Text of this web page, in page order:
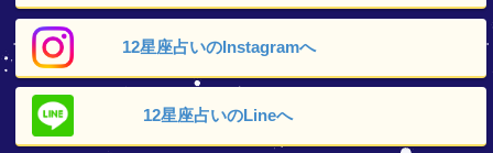
12星座占いのInstagramへ
12星座占いのLineへ